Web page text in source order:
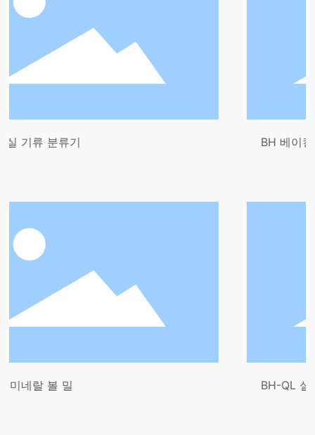
BH 베이킹 소다 밀
BH-QL 실험실을 위한 특